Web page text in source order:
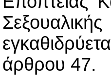
άρθρου 47.